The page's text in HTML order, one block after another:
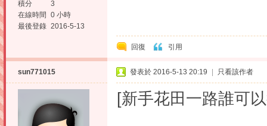
積分
3
在線時間
0 小時
最後登錄 2016-5-13
回復 引用
sun771015 發表於 2016-5-13 20:19 只看該作者
[新手花田一路誰可